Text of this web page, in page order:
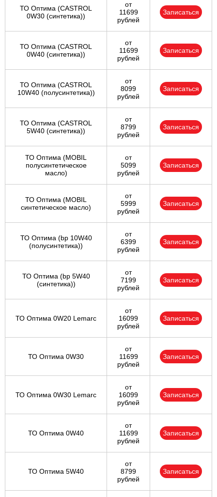
ТО Оптима (CASTROL
0W30 (синтетика))
от
11699
рублей
Записаться
ТО Оптима (CASTROL
0W40 (синтетика))
от
11699
рублей
Записаться
ТО Оптима (CASTROL
10W40 (полусинтетика))
от
8099
рублей
Записаться
ТО Оптима (CASTROL
5W40 (синтетика))
от
8799
рублей
Записаться
ТО Оптима (MOBIL
полусинтетическое
масло)
от
5099
рублей
Записаться
ТО Оптима (MOBIL
синтетическое масло)
от
5999
рублей
Записаться
ТО Оптима (bp 10W40
(полусинтетика))
от
6399
рублей
Записаться
ТО Оптима (bp 5W40
(синтетика))
от
7199
рублей
Записаться
ТО Оптима 0W20 Lemarc
от
16099
рублей
Записаться
ТО Оптима 0W30
от
11699
рублей
Записаться
ТО Оптима 0W30 Lemarc
от
16099
рублей
Записаться
ТО Оптима 0W40
от
11699
рублей
Записаться
ТО Оптима 5W40
от
8799
рублей
Записаться